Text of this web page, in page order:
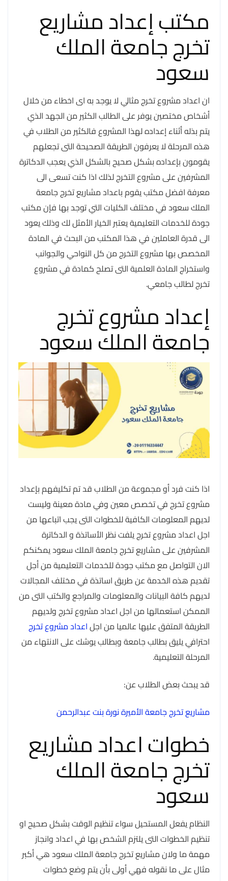
مكتب إعداد مشاريع
تخرج جامعة الملك
سعود
ان اعداد مشروع تخرج مثالي لا يوجد به اى اخطاء من خلال
أشخاص مختصين يوفر على الطالب الكثير من الجهد الذي
يتم بذله أثناء إعداده لهذا المشروع فالكثير من الطلاب في
هذه المرحلة لا يعرفون الطريقة الصحيحة التى تجعلهم
يقومون بإعداده بشكل صحيح بالشكل الذي يعجب الدكاترة
المشرفين على مشروع التخرج لذلك اذا كنت تسعى الى
معرفة افضل مكتب يقوم باعداد مشاريع تخرج جامعة
الملك سعود في مختلف الكليات التي توجد بها فإن مكتب
جودة للخدمات التعليمية يعتبر الخيار الأمثل لك وذلك يعود
الى قدرة العاملين في هذا المكتب من البحث في المادة
المخصص بها مشروع التخرج من كل النواحي والجوانب
واستخراج المادة العلمية التى تصلح كمادة في مشروع
تخرج لطالب جامعي.
إعداد مشروع تخرج
جامعة الملك سعود
اذا كنت فرد أو مجموعة من الطلاب قد تم تكليفهم بإعداد
مشروع تخرج في تخصص معين وفي مادة معينة وليست
لديهم المعلومات الكافية للخطوات التى يجب اتباعها من
اجل اعداد مشروع تخرج يلفت نظر الأساتذة و الدكاترة
المشرفين على مشاريع تخرج جامعة الملك سعود يمكنكم
الان التواصل مع مكتب جودة للخدمات التعليمية من أجل
تقديم هذه الخدمة عن طريق اساتذة في مختلف المجالات
لديهم كافة البيانات والمعلومات والمراجع والكتب التى من
الممكن استعمالها من اجل اعداد مشروع تخرج ولديهم
الطريقة المتفق عليها عالميا من اجلاعداد مشروع تخرج
احترافي يليق بطالب جامعة وبطالب يوشك على الانتهاء من
المرحلة التعليمية.
قد يبحث بعض الطلاب عن:
مشاريع تخرج جامعة الأميرة نورة بنت عبدالرحمن
خطوات اعداد مشاريع
تخرج جامعة الملك
سعود
النظام يفعل المستحيل سواء تنظيم الوقت بشكل صحيح او
تنظيم الخطوات التى يلتزم الشخص بها في اعداد وانجاز
مهمة ما ولان مشاريع تخرج جامعة الملك سعود هي أكبر
مثال على ما نقوله فهي أولى بأن يتم وضع خطوات